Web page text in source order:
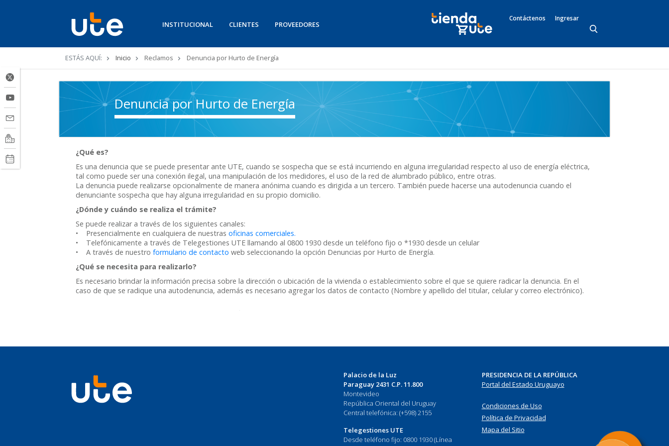
INSTITUCIONAL CLIENTES PROVEEDORES
Contáctenos Ingresar
Ruta
de
navegación
ESTÁS AQUÍ: Inicio Reclamos Denuncia por Hurto de Energía
Denuncia por Hurto de Energía
¿Qué es?
Es una denuncia que se puede presentar ante UTE, cuando se sospecha que se está incurriendo en alguna irregularidad respecto al uso de energía eléctrica,
tal como puede ser una conexión ilegal, una manipulación de los medidores, el uso de la red de alumbrado público, entre otras.
La denuncia puede realizarse opcionalmente de manera anónima cuando es dirigida a un tercero. También puede hacerse una autodenuncia cuando el
denunciante sospecha que hay alguna irregularidad en su propio domicilio.
¿Dónde y cuándo se realiza el trámite?
Se puede realizar a través de los siguientes canales:
• Presencialmente en cualquiera de nuestras oficinas comerciales.
• Telefónicamente a través de Telegestiones UTE llamando al 0800 1930 desde un teléfono fijo o *1930 desde un celular
• A través de nuestro formulario de contacto web seleccionando la opción Denuncias por Hurto de Energía.
¿Qué se necesita para realizarlo?
Es necesario brindar la información precisa sobre la dirección o ubicación de la vivienda o establecimiento sobre el que se quiere radicar la denuncia. En el
caso de que se radique una autodenuncia, además es necesario agregar los datos de contacto (Nombre y apellido del titular, celular y correo electrónico).
Palacio de la Luz
Paraguay 2431 C.P. 11.800
Montevideo
República Oriental del Uruguay
Central telefónica: (+598) 2155
Telegestiones UTE
Desde teléfono fijo: 0800 1930 (Línea
PRESIDENCIA DE LA REPÚBLICA
Portal del Estado Uruguayo
Condiciones de Uso
Política de Privacidad
Mapa del Sitio